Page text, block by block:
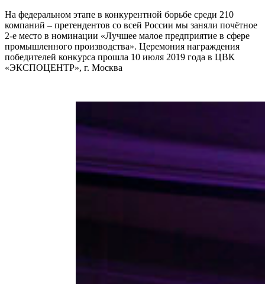
На федеральном этапе в конкурентной борьбе среди 210
компаний – претендентов со всей России мы заняли почётное
2-е место в номинации «Лучшее малое предприятие в сфере
промышленного производства». Церемония награждения
победителей конкурса прошла 10 июля 2019 года в ЦВК
«ЭКСПОЦЕНТР», г. Москва